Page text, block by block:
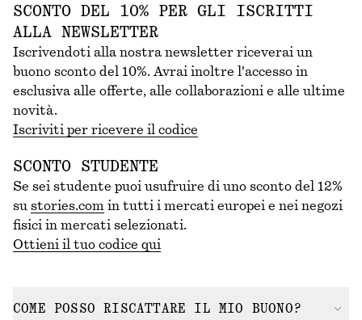
SCONTO DEL 10% PER GLI ISCRITTI
ALLA NEWSLETTER
Iscrivendoti alla nostra newsletter riceverai un
buono sconto del 10%. Avrai inoltre l'accesso in
esclusiva alle offerte, alle collaborazioni e alle ultime
novità.
Iscriviti per ricevere il codice
SCONTO STUDENTE
Se sei studente puoi usufruire di uno sconto del 12%
su stories.com in tutti i mercati europei e nei negozi
fisici in mercati selezionati.
Ottieni il tuo codice qui
COME POSSO RISCATTARE IL MIO BUONO?